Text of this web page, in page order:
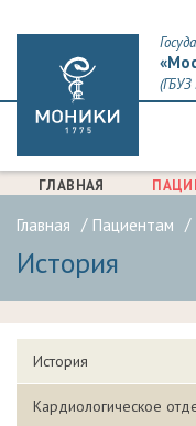
ГЛАВНАЯ
Главная Пациентам
История
История
Кардиологическое